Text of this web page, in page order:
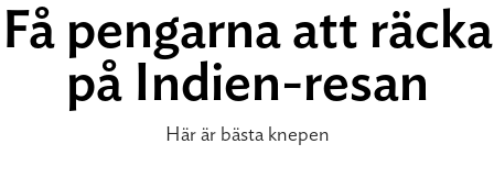
Få pengarna att räcka
på Indien-resan
Här är bästa knepen